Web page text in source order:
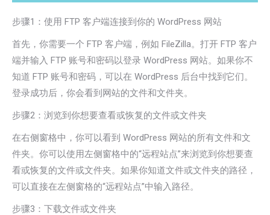
步骤1：使用 FTP 客户端连接到你的 WordPress 网站
首先，你需要一个 FTP 客户端，例如 FileZilla。打开 FTP 客户
端并输入 FTP 账号和密码以登录 WordPress 网站。如果你不
知道 FTP 账号和密码，可以在 WordPress 后台中找到它们。
登录成功后，你会看到网站的文件和文件夹。
步骤2：浏览到你想要查看或恢复的文件或文件夹
在右侧窗格中，你可以看到 WordPress 网站的所有文件和文
件夹。你可以使用左侧窗格中的“远程站点”来浏览到你想要查
看或恢复的文件或文件夹。如果你知道文件或文件夹的路径，
可以直接在左侧窗格的“远程站点”中输入路径。
步骤3：下载文件或文件夹